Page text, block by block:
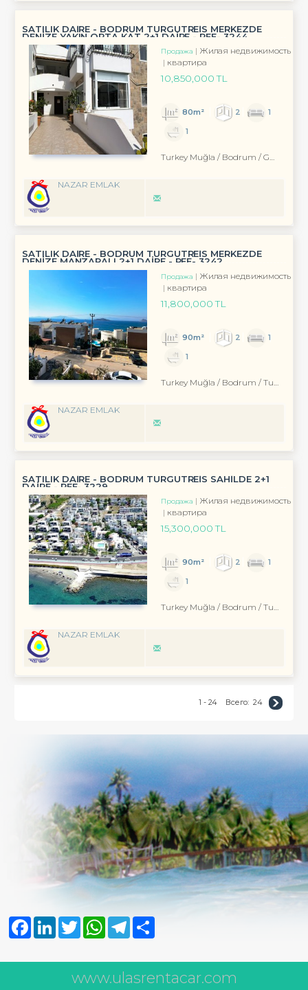
SATILIK DAİRE - BODRUM TURGUTREİS MERKEZDE
DENİZE YAKIN ORTA KAT 2+1 DAİRE - REF- 3244
Продажа
Жилая недвижимость
квартира
10,850,000 TL
80m² 2
1
1
Turkey Muğla / Bodrum / Gümüşlük
NAZAR EMLAK
SATILIK DAİRE - BODRUM TURGUTREİS MERKEZDE
DENİZE MANZARALI 2+1 DAİRE - REF- 3242
Продажа
Жилая недвижимость
квартира
11,800,000 TL
90m² 2
1
1
Turkey Muğla / Bodrum / Turgutreis
NAZAR EMLAK
SATILIK DAİRE - BODRUM TURGUTREİS SAHİLDE 2+1
DAİRE - REF- 3229
Продажа
Жилая недвижимость
квартира
15,300,000 TL
90m² 2
1
1
Turkey Muğla / Bodrum / Turgutreis
NAZAR EMLAK
1 - 24 Всего: 24
FacebookLinkedInTwitter WhatsAppTelegram
www.ulasrentacar.com